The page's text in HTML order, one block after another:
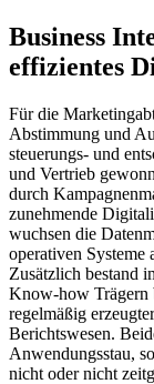
Business
effizientes
Für die
Abstimmung und
steuerungs- und
und Vertrieb
durch
zunehmende
wuchsen die
operativen Systeme
Zusätzlich bestand
Know-how Trägern
regelmäßig
Berichtswesen.
Anwendungsstau,
nicht oder nicht